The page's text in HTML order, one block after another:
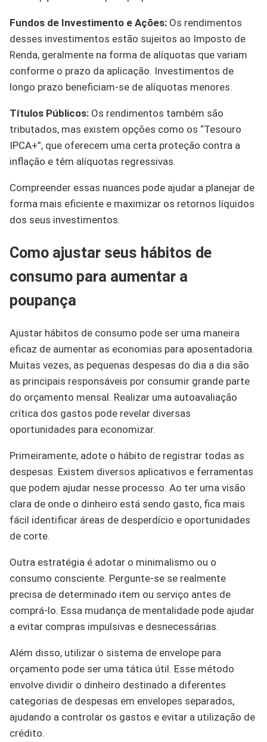
Fundos de Investimento e Ações: Os rendimentos
desses investimentos estão sujeitos ao Imposto de
Renda, geralmente na forma de alíquotas que variam
conforme o prazo da aplicação. Investimentos de
longo prazo beneficiam-se de alíquotas menores.
Títulos Públicos: Os rendimentos também são
tributados, mas existem opções como os “Tesouro
IPCA+”, que oferecem uma certa proteção contra a
inflação e têm alíquotas regressivas.
Compreender essas nuances pode ajudar a planejar de
forma mais eficiente e maximizar os retornos líquidos
dos seus investimentos.
Como ajustar seus hábitos de
consumo para aumentar a
poupança
Ajustar hábitos de consumo pode ser uma maneira
eficaz de aumentar as economias para aposentadoria.
Muitas vezes, as pequenas despesas do dia a dia são
as principais responsáveis por consumir grande parte
do orçamento mensal. Realizar uma autoavaliação
crítica dos gastos pode revelar diversas
oportunidades para economizar.
Primeiramente, adote o hábito de registrar todas as
despesas. Existem diversos aplicativos e ferramentas
que podem ajudar nesse processo. Ao ter uma visão
clara de onde o dinheiro está sendo gasto, fica mais
fácil identificar áreas de desperdício e oportunidades
de corte.
Outra estratégia é adotar o minimalismo ou o
consumo consciente. Pergunte-se se realmente
precisa de determinado item ou serviço antes de
comprá-lo. Essa mudança de mentalidade pode ajudar
a evitar compras impulsivas e desnecessárias.
Além disso, utilizar o sistema de envelope para
orçamento pode ser uma tática útil. Esse método
envolve dividir o dinheiro destinado a diferentes
categorias de despesas em envelopes separados,
ajudando a controlar os gastos e evitar a utilização de
crédito.